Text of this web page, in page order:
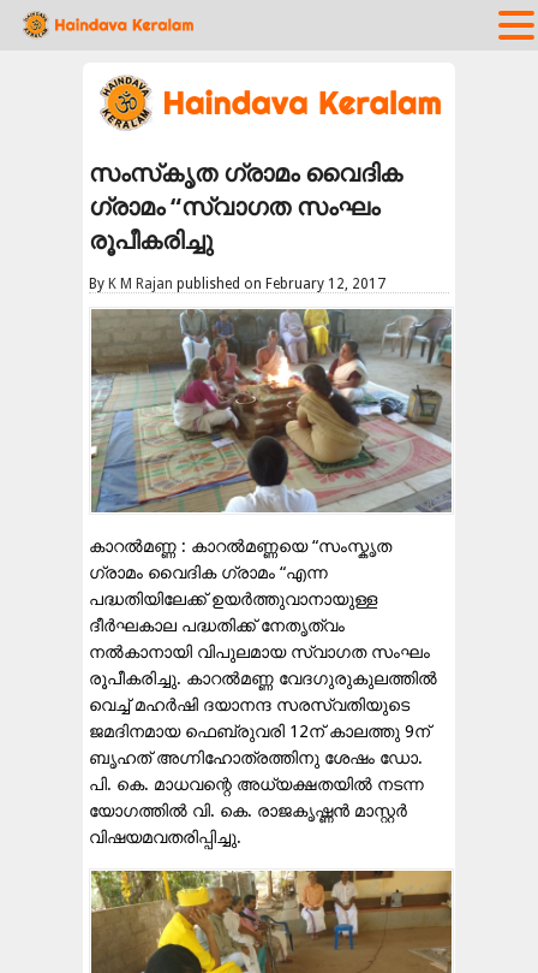
സംസ്‌കൃത ഗ്രാമം വൈദിക
ഗ്രാമം “സ്വാഗത സംഘം
രൂപീകരിച്ചു
By K M Rajan published on February 12, 2017
കാറൽമണ്ണ : കാറൽമണ്ണയെ “സംസ്കൃത
ഗ്രാമം വൈദിക ഗ്രാമം “എന്ന
പദ്ധതിയിലേക്ക് ഉയർത്തുവാനായുള്ള
ദീർഘകാല പദ്ധതിക്ക് നേതൃത്വം
നൽകാനായി വിപുലമായ സ്വാഗത സംഘം
രൂപീകരിച്ചു. കാറൽമണ്ണ വേദഗുരുകുലത്തിൽ
വെച്ച് മഹർഷി ദയാനന്ദ സരസ്വതിയുടെ
ജമദിനമായ ഫെബ്രുവരി 12ന് കാലത്തു 9ന്
ബൃഹത് അഗ്നിഹോത്രത്തിനു ശേഷം ഡോ.
പി. കെ. മാധവന്റെ അധ്യക്ഷതയിൽ നടന്ന
യോഗത്തിൽ വി. കെ. രാജകൃഷ്ണൻ മാസ്റ്റർ
വിഷയമവതരിപ്പിച്ചു.